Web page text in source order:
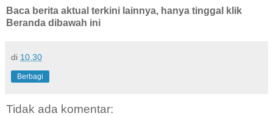
Baca berita aktual terkini lainnya, hanya tinggal klik
Beranda dibawah ini
di 10.30
Berbagi
Tidak ada komentar: